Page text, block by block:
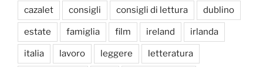
cazalet consigli consigli di lettura dublino
estate famiglia film ireland irlanda
italia lavoro leggere letteratura